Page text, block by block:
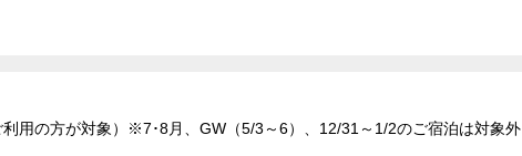
用の方が対象）※7･8月、GW（5/3～6）、12/31～1/2のご宿泊は対象外